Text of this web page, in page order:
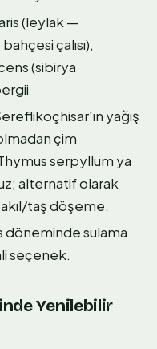
(leylak —
çalısı),
(sibirya
yağış
çim
serpyllum ya
alternatif olarak
taş döşeme.
döneminde sulama
seçenek.
Yenilebilir